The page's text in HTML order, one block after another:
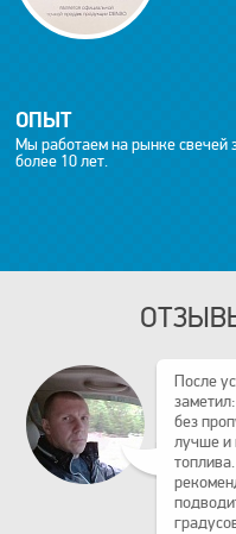
ОПЫТ
Мы работаем на рынке свечей
более 10 лет.
После
без
лучше и